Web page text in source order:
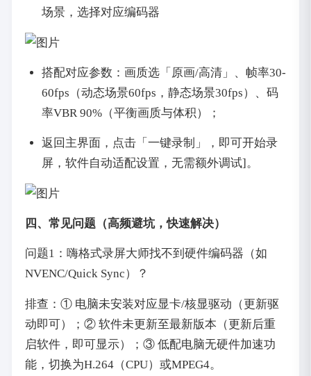
场景，选择对应编码器
搭配对应参数：画质选「原画/高清」、帧率30-
60fps（动态场景60fps，静态场景30fps）、码
率VBR 90%（平衡画质与体积）；
返回主界面，点击「一键录制」，即可开始录
屏，软件自动适配设置，无需额外调试]。
四、常见问题（高频避坑，快速解决）
问题1：嗨格式录屏大师找不到硬件编码器（如
NVENC/Quick Sync）？
排查：① 电脑未安装对应显卡/核显驱动（更新驱
动即可）；② 软件未更新至最新版本（更新后重
启软件，即可显示）；③ 低配电脑无硬件加速功
能，切换为H.264（CPU）或MPEG4。